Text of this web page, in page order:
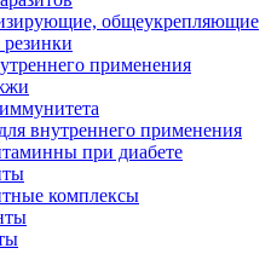
общеукрепляющие
применения
внутреннего применения
при диабете
комплексы